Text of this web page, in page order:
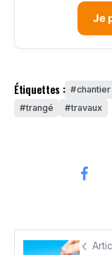
Je
Étiquettes : chantier
trangé
travaux